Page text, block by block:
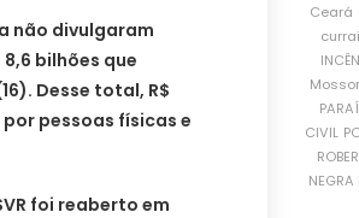
não divulgaram
bilhões que
Desse total, R$
pessoas físicas e
foi reaberto em
Ceará
CIVIL
NEGRA